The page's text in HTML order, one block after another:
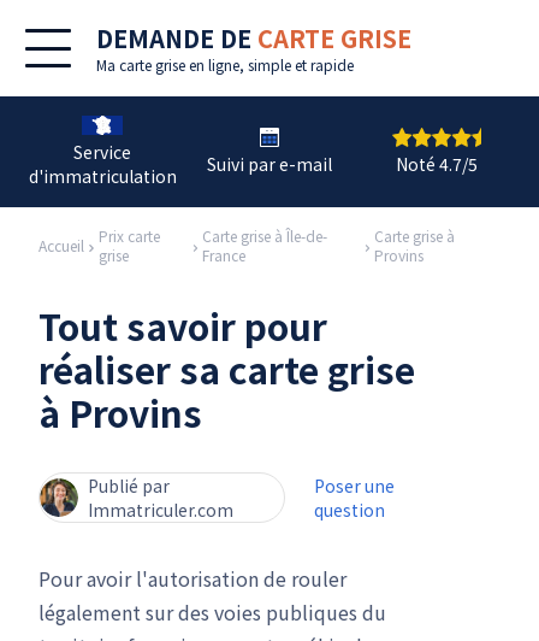
DEMANDE DE CARTE GRISE
Ma carte grise en ligne, simple et rapide
Service
d'immatriculation
Suivi par e-mail Noté 4.7/5
Accueil
Prix carte
grise
Carte grise à Île-de-
France
Carte grise à
Provins
Tout savoir pour
réaliser sa carte grise
à Provins
Publié par
Immatriculer.com
Poser une
question
Pour avoir l'autorisation de rouler
légalement sur des voies publiques du